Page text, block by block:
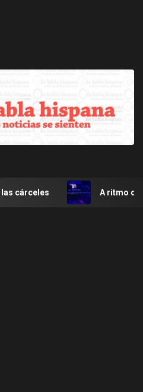
A ritmo de merengue